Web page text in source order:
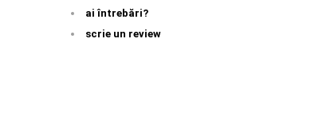
ai întrebări?
scrie un review